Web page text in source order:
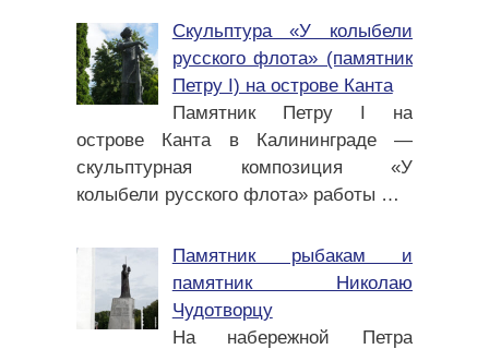
Скульптура «У колыбели
русского флота» (памятник
Петру I) на острове Канта
Памятник Петру I на
острове Канта в Калининграде —
скульптурная композиция «У
колыбели русского флота» работы …
Памятник рыбакам и
памятник Николаю
Чудотворцу
На набережной Петра